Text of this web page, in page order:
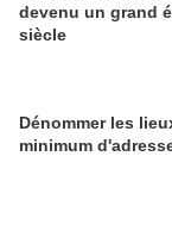
devenu un grand
siècle
Dénommer les
minimum